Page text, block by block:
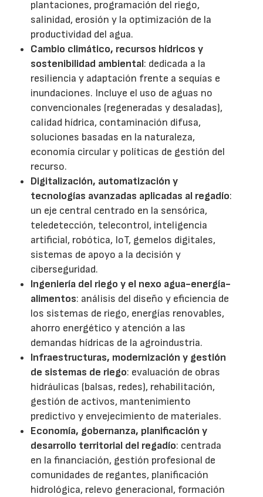
plantaciones, programación del riego,
salinidad, erosión y la optimización de la
productividad del agua.
Cambio climático, recursos hídricos y
sostenibilidad ambiental: dedicada a la
resiliencia y adaptación frente a sequías e
inundaciones. Incluye el uso de aguas no
convencionales (regeneradas y desaladas),
calidad hídrica, contaminación difusa,
soluciones basadas en la naturaleza,
economía circular y políticas de gestión del
recurso.
Digitalización, automatización y
tecnologías avanzadas aplicadas al regadío:
un eje central centrado en la sensórica,
teledetección, telecontrol, inteligencia
artificial, robótica, IoT, gemelos digitales,
sistemas de apoyo a la decisión y
ciberseguridad.
Ingeniería del riego y el nexo agua-energía-
alimentos: análisis del diseño y eficiencia de
los sistemas de riego, energías renovables,
ahorro energético y atención a las
demandas hídricas de la agroindustria.
Infraestructuras, modernización y gestión
de sistemas de riego: evaluación de obras
hidráulicas (balsas, redes), rehabilitación,
gestión de activos, mantenimiento
predictivo y envejecimiento de materiales.
Economía, gobernanza, planificación y
desarrollo territorial del regadío: centrada
en la financiación, gestión profesional de
comunidades de regantes, planificación
hidrológica, relevo generacional, formación